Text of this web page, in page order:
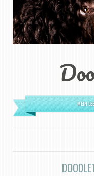
MEIN
ZUM INHALT SPRINGEN